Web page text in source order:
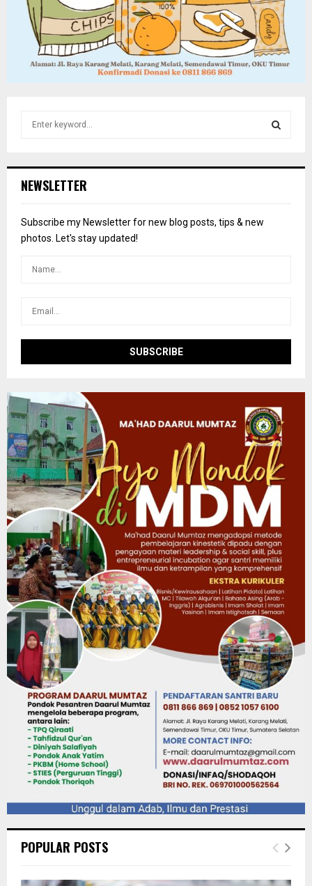
h
o
r
NEWSLETTER
Subscribe my Newsletter for new blog posts, tips & new
photos. Let's stay updated!
POPULAR POSTS